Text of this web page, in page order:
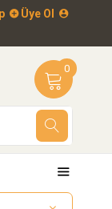
Üye Ol
0